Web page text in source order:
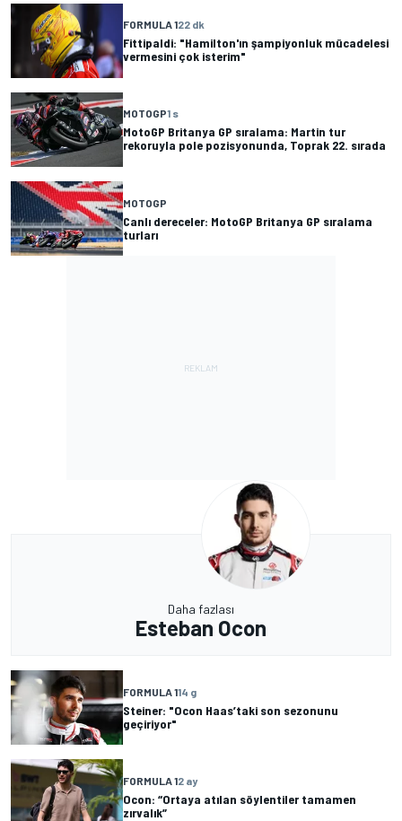
FORMULA 122 dk
Fittipaldi: "Hamilton'ın şampiyonluk mücadelesi
vermesini çok isterim"
MOTOGP1 s
MotoGP Britanya GP sıralama: Martin tur
rekoruyla pole pozisyonunda, Toprak 22. sırada
MOTOGP
Canlı dereceler: MotoGP Britanya GP sıralama
turları
Daha fazlası
Esteban Ocon
FORMULA 114 g
Steiner: "Ocon Haas’taki son sezonunu
geçiriyor"
FORMULA 12 ay
Ocon: “Ortaya atılan söylentiler tamamen
zırvalık”